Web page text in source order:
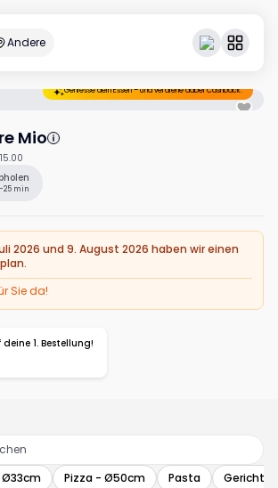
Andere
Geniesse dein Essen – und verdiene dabei Cashback.
Mio
25 min
2026 und 9. August 2026 haben wir einen
Sie da!
1. Bestellung!
Ø33cm Pizza - Ø50cm Pasta Gerichte